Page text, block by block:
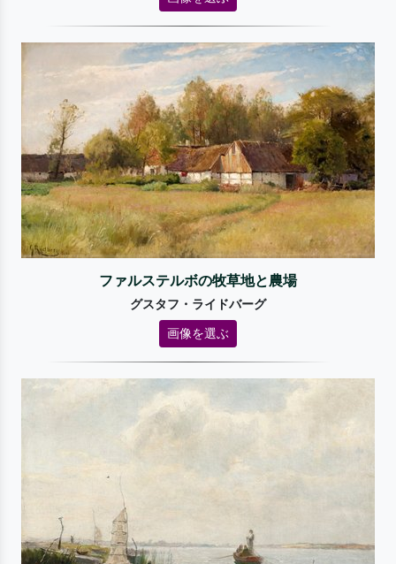
ファルステルボの牧草地と農場
グスタフ・ライドバーグ
画像を選ぶ